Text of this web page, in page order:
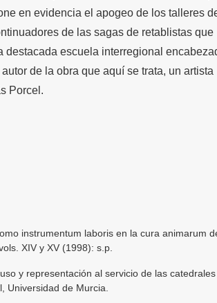
en evidencia el apogeo de los talleres
de las sagas de retablistas que
escuela interregional
de la obra que aquí se trata, un artista
Porcel.
instrumentum laboris en la cura animarum
XIV y XV (1998): s.p.
y representación al servicio de las catedrales
Universidad de Murcia.